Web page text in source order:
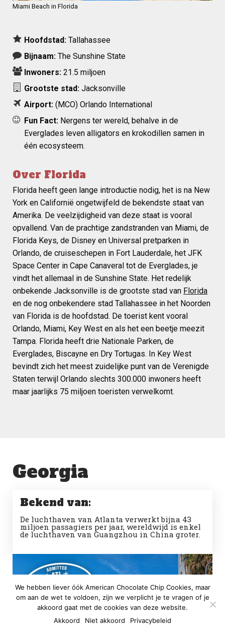
Miami Beach in Florida
Hoofdstad: Tallahassee
Bijnaam: The Sunshine State
Inwoners: 21.5 miljoen
Grootste stad: Jacksonville
Airport: (MCO) Orlando International
Fun Fact: Nergens ter wereld, behalve in de
Everglades leven alligators en krokodillen samen in
één ecosysteem.
Over Florida
Florida heeft geen lange introductie nodig, het is na New
York en Californië ongetwijfeld de bekendste staat van
Amerika. De veelzijdigheid van deze staat is vooral
opvallend. Van de prachtige zandstranden van Miami, de
Florida Keys, de Disney en Universal pretparken in
Orlando, de cruiseschepen in Fort Lauderdale, het JFK
Space Center in Cape Canaveral tot de Everglades, je
vindt het allemaal in de Sunshine State. Het redelijk
onbekende Jacksonville is de grootste stad van Florida
en de nog onbekendere stad Tallahassee in het Noorden
van Florida is de hoofdstad. De toerist kent vooral
Orlando, Miami, Key West en als het een beetje meezit
Tampa. Florida heeft drie Nationale Parken, de
Everglades, Biscayne en Dry Tortugas. In Key West
bevindt zich het meest zuidelijke punt van de Verenigde
Staten terwijl Orlando slechts 300.000 inwoners heeft
maar jaarlijks 75 miljoen toeristen verwelkomt.
Georgia
Bekend van:
De luchthaven van Atlanta verwerkt bijna 43
miljoen passagiers per jaar, wereldwijd is enkel
de luchthaven van Guangzhou in China groter.
We hebben liever óók American Chocolate Chip Cookies, maar
om aan de wet te voldoen, zijn we verplicht je te vragen of je
akkoord gaat met de cookies van deze website.
Akkoord
Niet akkoord Privacybeleid